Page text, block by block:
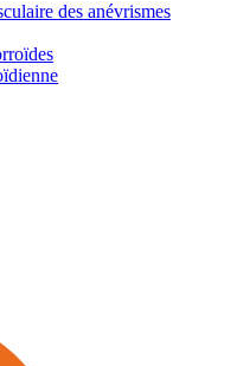
des anévrismes